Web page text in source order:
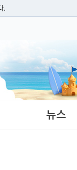
.
있다면 아래 URL에서
뉴스